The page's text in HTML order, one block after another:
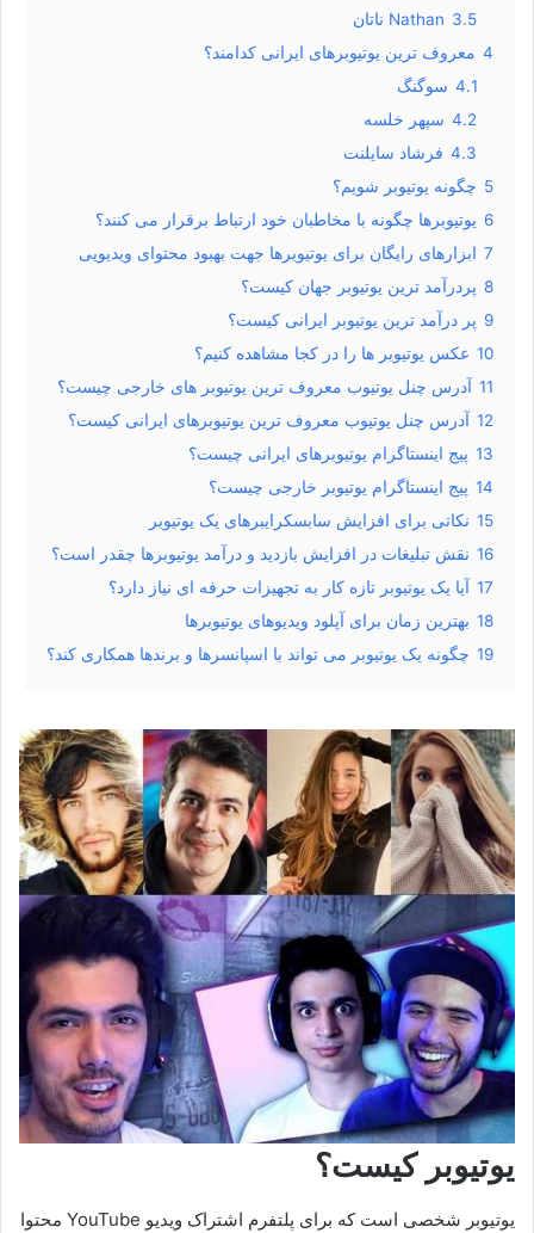
3.5 Nathan ناتان
4 معروف ترین یوتیوبرهای ایرانی کدامند؟
4.1 سوگنگ
4.2 سپهر خلسه
4.3 فرشاد سایلنت
5 چگونه یوتیوبر شویم؟
6 یوتیوبرها چگونه با مخاطبان خود ارتباط برقرار می‌ کنند؟
7 ابزارهای رایگان برای یوتیوبرها جهت بهبود محتوای ویدیویی
8 پردرآمد ترین یوتیوبر جهان کیست؟
9 پر درآمد ترین یوتیوبر ایرانی کیست؟
10 عکس یوتیوبر ها را در کجا مشاهده کنیم؟
11 آدرس چنل یوتیوب معروف ترین یوتیوبر های خارجی چیست؟
12 آدرس چنل یوتیوب معروف ترین یوتیوبرهای ایرانی کیست؟
13 پیج اینستاگرام یوتیوبرهای ایرانی چیست؟
14 پیج اینستاگرام یوتیوبر خارجی چیست؟
15 نکاتی برای افزایش سابسکرایبرهای یک یوتیوبر
16 نقش تبلیغات در افزایش بازدید و درآمد یوتیوبرها چقدر است؟
17 آیا یک یوتیوبر تازه‌ کار به تجهیزات حرفه‌ ای نیاز دارد؟
18 بهترین زمان برای آپلود ویدیوهای یوتیوبرها
19 چگونه یک یوتیوبر می‌ تواند با اسپانسرها و برندها همکاری کند؟
یوتیوبر کیست؟
یوتیوبر شخصی است که برای پلتفرم اشتراک ویدیو YouTube محتوا